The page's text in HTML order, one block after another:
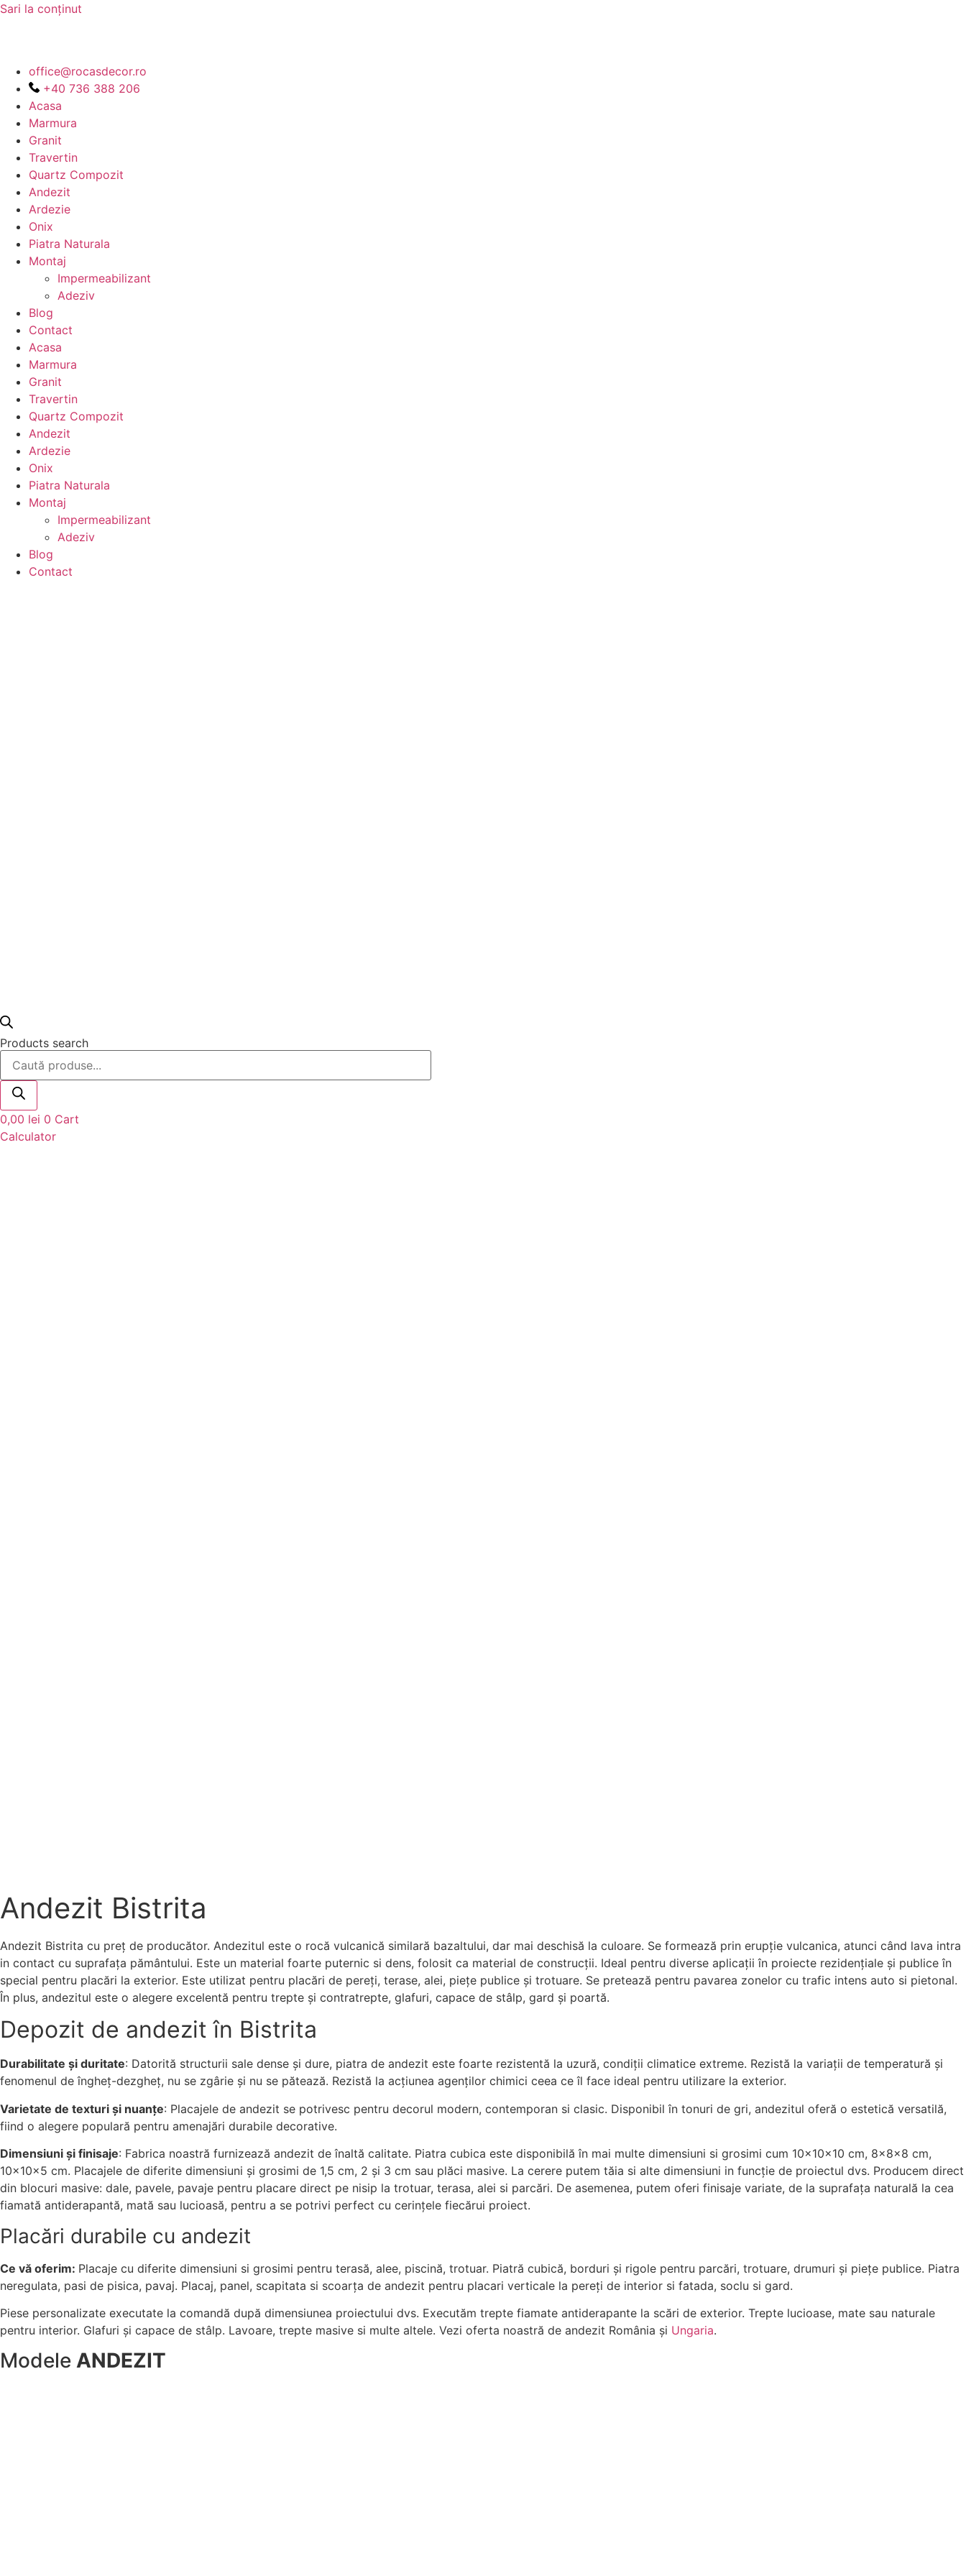
Sari la conținut
office@rocasdecor.ro
+40 736 388 206
Acasa
Marmura
Granit
Travertin
Quartz Compozit
Andezit
Ardezie
Onix
Piatra Naturala
Montaj
Impermeabilizant
Adeziv
Blog
Contact
Acasa
Marmura
Granit
Travertin
Quartz Compozit
Andezit
Ardezie
Onix
Piatra Naturala
Montaj
Impermeabilizant
Adeziv
Blog
Contact
Products search
0,00 lei 0 Cart
Calculator
Andezit Bistrita
Andezit Bistrita cu preț de producător. Andezitul este o rocă vulcanică similară bazaltului, dar mai deschisă la culoare. Se formează prin erupție vulcanica, atunci când lava intra
in contact cu suprafața pământului. Este un material foarte puternic si dens, folosit ca material de construcții. Ideal pentru diverse aplicații în proiecte rezidențiale și publice în
special pentru placări la exterior. Este utilizat pentru placări de pereți, terase, alei, piețe publice și trotuare. Se pretează pentru pavarea zonelor cu trafic intens auto si pietonal.
În plus, andezitul este o alegere excelentă pentru trepte și contratrepte, glafuri, capace de stâlp, gard și poartă.
Depozit de andezit în Bistrita
Durabilitate și duritate: Datorită structurii sale dense și dure, piatra de andezit este foarte rezistentă la uzură, condiții climatice extreme. Rezistă la variații de temperatură și
fenomenul de îngheț-dezgheț, nu se zgârie și nu se pătează. Rezistă la acțiunea agenților chimici ceea ce îl face ideal pentru utilizare la exterior.
Varietate de texturi și nuanțe: Placajele de andezit se potrivesc pentru decorul modern, contemporan si clasic. Disponibil în tonuri de gri, andezitul oferă o estetică versatilă,
fiind o alegere populară pentru amenajări durabile decorative.
Dimensiuni și finisaje: Fabrica noastră furnizează andezit de înaltă calitate. Piatra cubica este disponibilă în mai multe dimensiuni si grosimi cum 10x10x10 cm, 8x8x8 cm,
10x10x5 cm. Placajele de diferite dimensiuni și grosimi de 1,5 cm, 2 și 3 cm sau plăci masive. La cerere putem tăia si alte dimensiuni in funcție de proiectul dvs. Producem direct
din blocuri masive: dale, pavele, pavaje pentru placare direct pe nisip la trotuar, terasa, alei si parcări. De asemenea, putem oferi finisaje variate, de la suprafața naturală la cea
fiamată antiderapantă, mată sau lucioasă, pentru a se potrivi perfect cu cerințele fiecărui proiect.
Placări durabile cu andezit
Ce vă oferim: Placaje cu diferite dimensiuni si grosimi pentru terasă, alee, piscină, trotuar. Piatră cubică, borduri și rigole pentru parcări, trotuare, drumuri și piețe publice. Piatra
neregulata, pasi de pisica, pavaj. Placaj, panel, scapitata si scoarța de andezit pentru placari verticale la pereți de interior si fatada, soclu si gard.
Piese personalizate executate la comandă după dimensiunea proiectului dvs. Executăm trepte fiamate antiderapante la scări de exterior. Trepte lucioase, mate sau naturale
pentru interior. Glafuri și capace de stâlp. Lavoare, trepte masive si multe altele. Vezi oferta noastră de andezit România și Ungaria.
Modele ANDEZIT